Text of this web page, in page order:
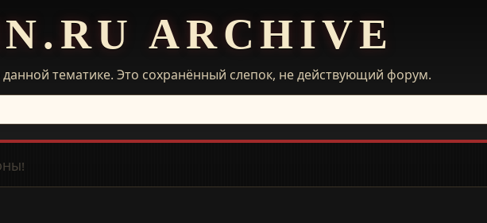
ARCHIVE
тематике. Это сохранённый слепок, не действующий форум.